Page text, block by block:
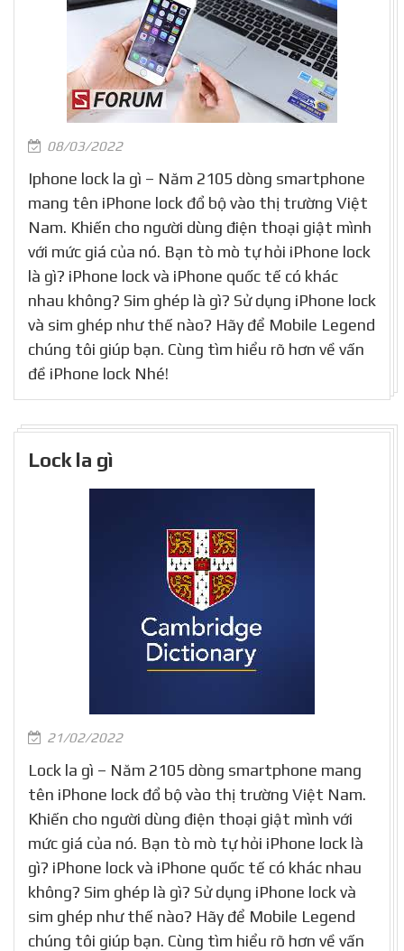
08/03/2022
Iphone lock la gì – Năm 2105 dòng smartphone
mang tên iPhone lock đổ bộ vào thị trường Việt
Nam. Khiến cho người dùng điện thoại giật mình
với mức giá của nó. Bạn tò mò tự hỏi iPhone lock
là gì? iPhone lock và iPhone quốc tế có khác
nhau không? Sim ghép là gì? Sử dụng iPhone lock
và sim ghép như thế nào? Hãy để Mobile Legend
chúng tôi giúp bạn. Cùng tìm hiểu rõ hơn về vấn
đề iPhone lock Nhé!
Lock la gì
21/02/2022
Lock la gì – Năm 2105 dòng smartphone mang
tên iPhone lock đổ bộ vào thị trường Việt Nam.
Khiến cho người dùng điện thoại giật mình với
mức giá của nó. Bạn tò mò tự hỏi iPhone lock là
gì? iPhone lock và iPhone quốc tế có khác nhau
không? Sim ghép là gì? Sử dụng iPhone lock và
sim ghép như thế nào? Hãy để Mobile Legend
chúng tôi giúp bạn. Cùng tìm hiểu rõ hơn về vấn